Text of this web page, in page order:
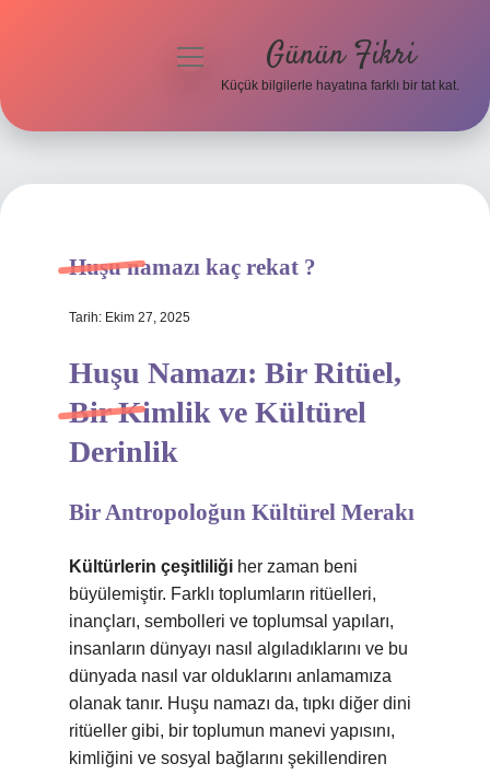
Hakkımızda
menüyü
Günün Fikri
Küçük bilgilerle hayatına farklı bir tat kat.
Huşu namazı kaç rekat ?
Tarih: Ekim 27, 2025
Huşu Namazı: Bir Ritüel,
Bir Kimlik ve Kültürel
Derinlik
Bir Antropoloğun Kültürel Merakı
Kültürlerin çeşitliliği her zaman beni
büyülemiştir. Farklı toplumların ritüelleri,
inançları, sembolleri ve toplumsal yapıları,
insanların dünyayı nasıl algıladıklarını ve bu
dünyada nasıl var olduklarını anlamamıza
olanak tanır. Huşu namazı da, tıpkı diğer dini
ritüeller gibi, bir toplumun manevi yapısını,
kimliğini ve sosyal bağlarını şekillendiren